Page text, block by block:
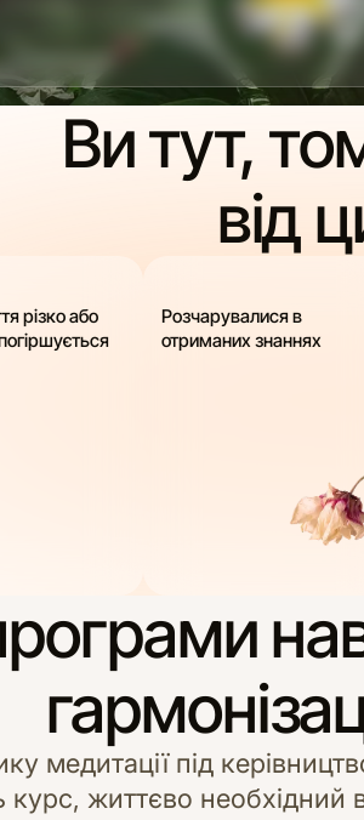
Ви тут,
від
різко або
Розчарувалися в
отриманих знаннях
медитації під
курс, життєво необхідний